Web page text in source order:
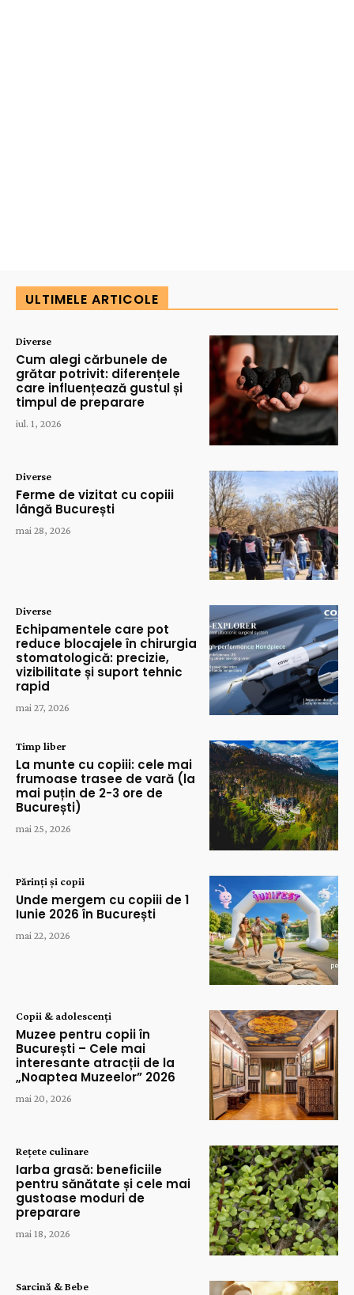
ULTIMELE ARTICOLE
Diverse
Cum alegi cărbunele de
grătar potrivit: diferențele
care influențează gustul și
timpul de preparare
iul. 1, 2026
Diverse
Ferme de vizitat cu copiii
lângă București
mai 28, 2026
Diverse
Echipamentele care pot
reduce blocajele în chirurgia
stomatologică: precizie,
vizibilitate și suport tehnic
rapid
mai 27, 2026
Timp liber
La munte cu copiii: cele mai
frumoase trasee de vară (la
mai puțin de 2-3 ore de
București)
mai 25, 2026
Părinți și copii
Unde mergem cu copiii de 1
Iunie 2026 în București
mai 22, 2026
Copii & adolescenți
Muzee pentru copii în
București – Cele mai
interesante atracții de la
„Noaptea Muzeelor” 2026
mai 20, 2026
Rețete culinare
Iarba grasă: beneficiile
pentru sănătate și cele mai
gustoase moduri de
preparare
mai 18, 2026
Sarcină & Bebe